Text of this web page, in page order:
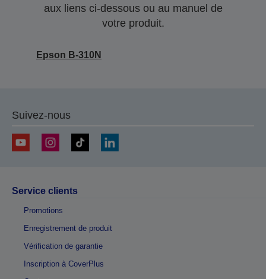
aux liens ci-dessous ou au manuel de
votre produit.
Epson B-310N
Suivez-nous
Service clients
Promotions
Enregistrement de produit
Vérification de garantie
Inscription à CoverPlus